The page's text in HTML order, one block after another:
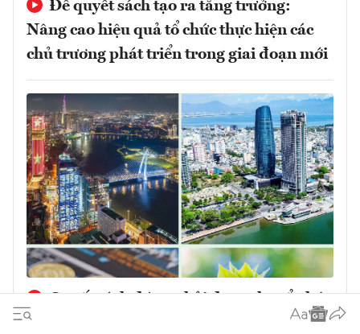
Để quyết sách tạo ra tăng trưởng:
Nâng cao hiệu quả tổ chức thực hiện các
chủ trương phát triển trong giai đoạn mới
Quyết sách đúng phải được chuyển hóa
thành tăng trưởng chất lượng cao